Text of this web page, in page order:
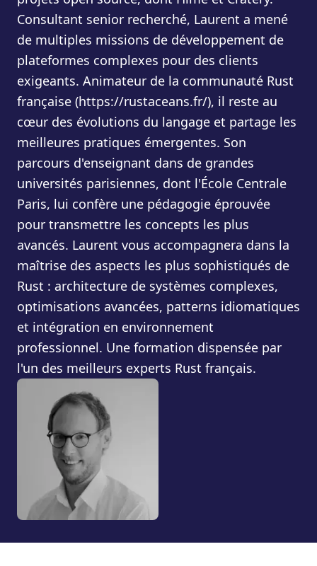
Consultant senior recherché, Laurent a mené
de multiples missions de développement de
plateformes complexes pour des clients
exigeants. Animateur de la communauté Rust
française (https://rustaceans.fr/), il reste au
cœur des évolutions du langage et partage les
meilleures pratiques émergentes. Son
parcours d'enseignant dans de grandes
universités parisiennes, dont l'École Centrale
Paris, lui confère une pédagogie éprouvée
pour transmettre les concepts les plus
avancés. Laurent vous accompagnera dans la
maîtrise des aspects les plus sophistiqués de
Rust : architecture de systèmes complexes,
optimisations avancées, patterns idiomatiques
et intégration en environnement
professionnel. Une formation dispensée par
l'un des meilleurs experts Rust français.